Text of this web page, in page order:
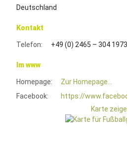
Deutschland
Kontakt
Telefon: +49 (0) 2465 – 304 1973
Im www
Homepage:
Zur Homepage...
Facebook:
https://
Karte